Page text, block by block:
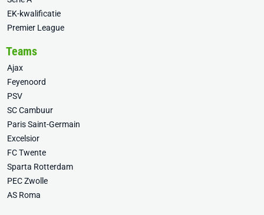
EK-kwalificatie
Premier League
Teams
Ajax
Feyenoord
PSV
SC Cambuur
Paris Saint-Germain
Excelsior
FC Twente
Sparta Rotterdam
PEC Zwolle
AS Roma